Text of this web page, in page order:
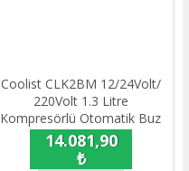
Coolist CLK2BM 12/24Volt/
220Volt 1.3 Litre
Kompresörlü Otomatik Buz
Yapma Makinesi
14.081,90
₺